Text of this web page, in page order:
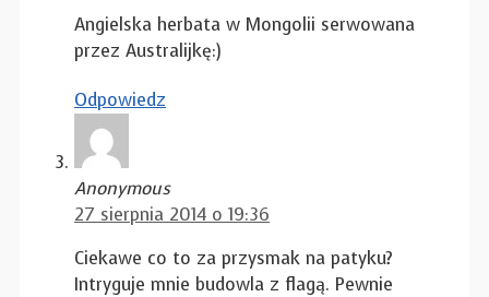
Angielska herbata w Mongolii serwowana
przez Australijkę:)
Odpowiedz
Anonymous
27 sierpnia 2014 o 19:36
Ciekawe co to za przysmak na patyku?
Intryguje mnie budowla z flagą. Pewnie